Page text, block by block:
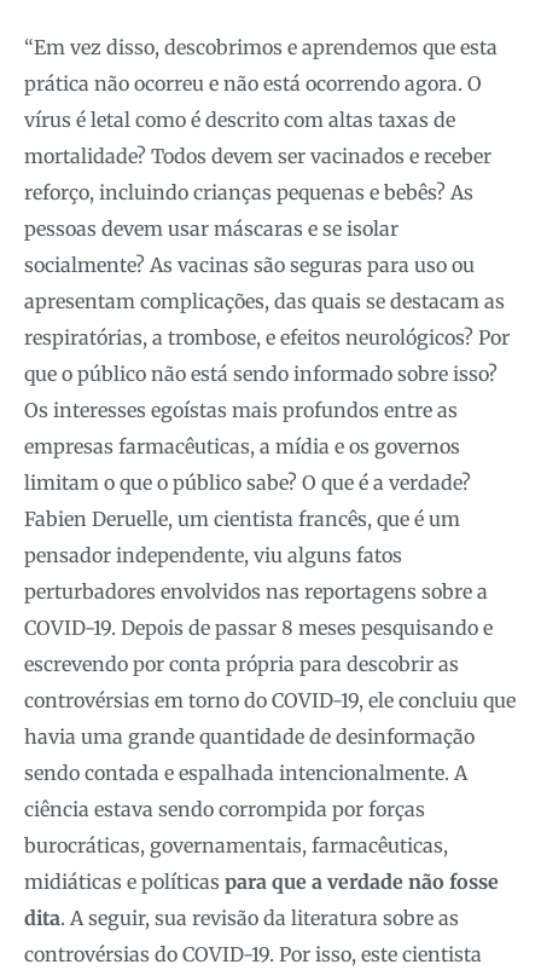
“Em vez disso, descobrimos e aprendemos que esta
prática não ocorreu e não está ocorrendo agora. O
vírus é letal como é descrito com altas taxas de
mortalidade? Todos devem ser vacinados e receber
reforço, incluindo crianças pequenas e bebês? As
pessoas devem usar máscaras e se isolar
socialmente? As vacinas são seguras para uso ou
apresentam complicações, das quais se destacam as
respiratórias, a trombose, e efeitos neurológicos? Por
que o público não está sendo informado sobre isso?
Os interesses egoístas mais profundos entre as
empresas farmacêuticas, a mídia e os governos
limitam o que o público sabe? O que é a verdade?
Fabien Deruelle, um cientista francês, que é um
pensador independente, viu alguns fatos
perturbadores envolvidos nas reportagens sobre a
COVID-19. Depois de passar 8 meses pesquisando e
escrevendo por conta própria para descobrir as
controvérsias em torno do COVID-19, ele concluiu que
havia uma grande quantidade de desinformação
sendo contada e espalhada intencionalmente. A
ciência estava sendo corrompida por forças
burocráticas, governamentais, farmacêuticas,
midiáticas e políticas para que a verdade não fosse
dita. A seguir, sua revisão da literatura sobre as
controvérsias do COVID-19. Por isso, este cientista